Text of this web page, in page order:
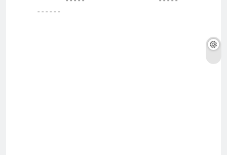
------